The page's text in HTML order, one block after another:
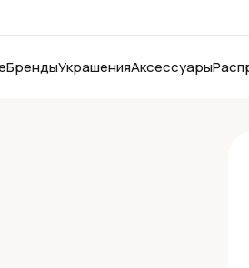
БрендыУкрашенияАксессуары